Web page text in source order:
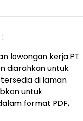
lowongan kerja PT
diarahkan untuk
di laman
untuk
format PDF,